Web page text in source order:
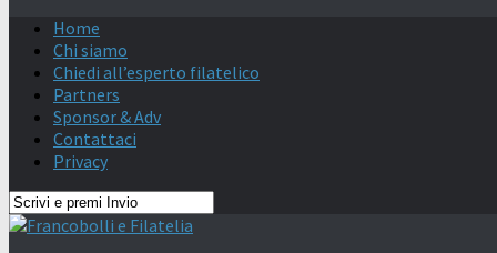
Home
Chi siamo
Chiedi all’esperto filatelico
Partners
Sponsor & Adv
Contattaci
Privacy